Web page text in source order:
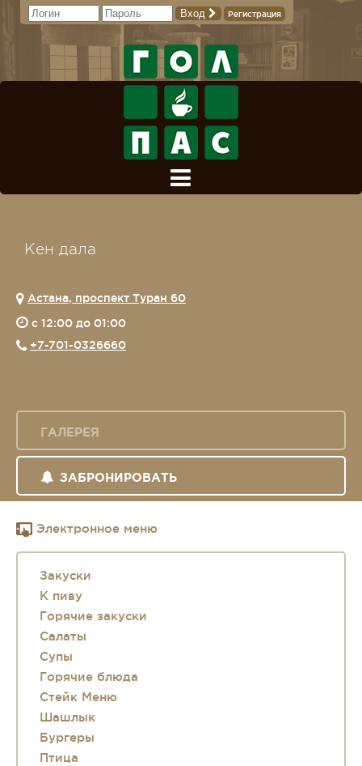
Вход Регистрация
Кен дала
Астана, проспект Туран 60
c 12:00 до 01:00
+7-701-0326660
ГАЛЕРЕЯ
ЗАБРОНИРОВАТЬ
Электронное меню
Закуски
К пиву
Горячие закуски
Салаты
Супы
Горячие блюда
Стейк Меню
Шашлык
Бургеры
Птица